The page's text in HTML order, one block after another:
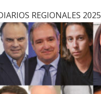
REGIONALES 2025